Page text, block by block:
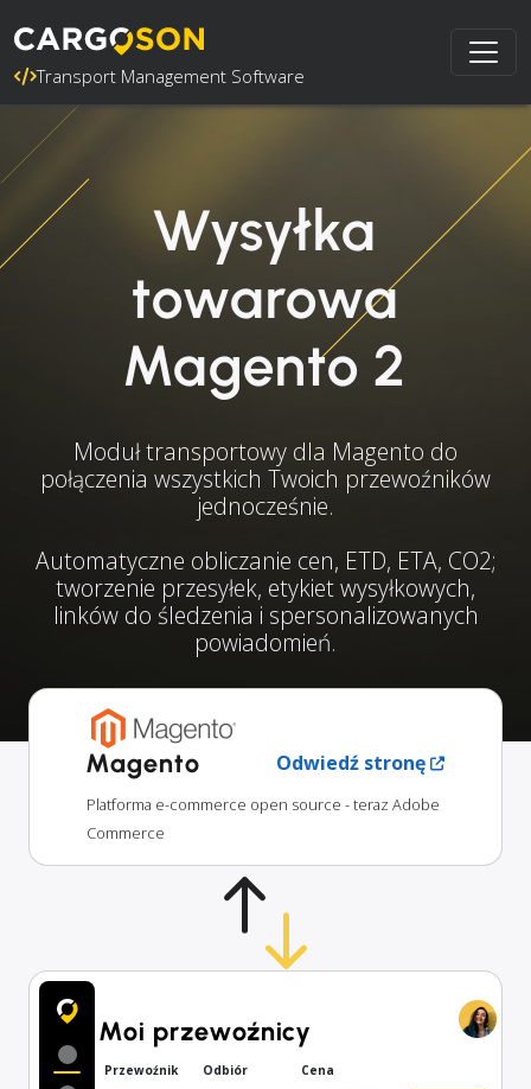
Transport Management Software
Wysyłka
towarowa
Magento 2
Moduł transportowy dla Magento do
połączenia wszystkich Twoich przewoźników
jednocześnie.
Automatyczne obliczanie cen, ETD, ETA, CO2;
tworzenie przesyłek, etykiet wysyłkowych,
linków do śledzenia i spersonalizowanych
powiadomień.
Magento Odwiedź stronę
Platforma e-commerce open source - teraz Adobe
Commerce
Moi przewoźnicy
Przewoźnik Odbiór Cena